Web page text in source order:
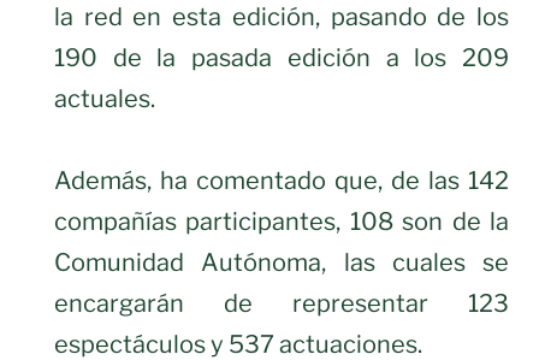
la red en esta edición, pasando de los
190 de la pasada edición a los 209
actuales.
Además, ha comentado que, de las 142
compañías participantes, 108 son de la
Comunidad Autónoma, las cuales se
encargarán de representar 123
espectáculos y 537 actuaciones.